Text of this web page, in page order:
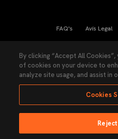
FAQ's Avís Legal
Llei de Transparència
Ninguna parte de esta página puede ser
By clicking “Accept All
of cookies on your device to
analyze site usage, and assist in
Cookies